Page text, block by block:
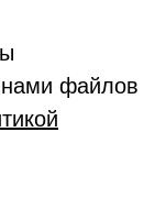
файлов